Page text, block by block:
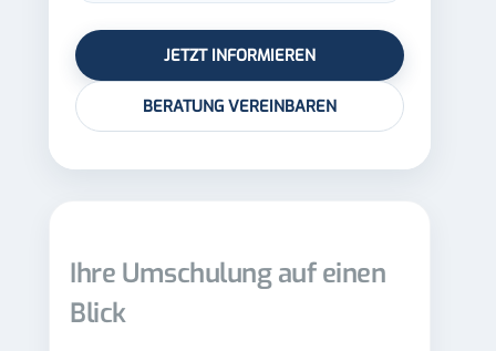
JETZT INFORMIEREN
BERATUNG VEREINBAREN
Ihre Umschulung auf einen
Blick